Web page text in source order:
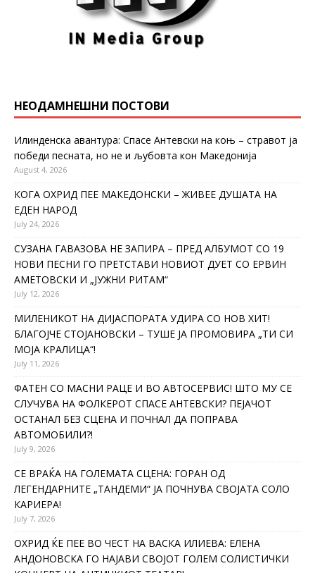
НЕОДАМНЕШНИ ПОСТОВИ
Илинденска авантура: Спасе Антевски на коњ – стравот ја
победи песната, но не и љубовта кон Македонија
August 4, 2026
КОГА ОХРИД ПЕЕ МАКЕДОНСКИ – ЖИВЕЕ ДУШАТА НА
ЕДЕН НАРОД
July 24, 2026
СУЗАНА ГАВАЗОВА НЕ ЗАПИРА – ПРЕД АЛБУМОТ СО 19
НОВИ ПЕСНИ ГО ПРЕТСТАВИ НОВИОТ ДУЕТ СО ЕРВИН
АМЕТОВСКИ И „ЈУЖНИ РИТАМ“
July 12, 2026
МИЛЕНИКОТ НА ДИЈАСПОРАТА УДИРА СО НОВ ХИТ!
БЛАГОЈЧЕ СТОЈАНОВСКИ – ТУШЕ ЈА ПРОМОВИРА „ТИ СИ
МОЈА КРАЛИЦА“!
July 11, 2026
ФАТЕН СО МАСНИ РАЦЕ И ВО АВТОСЕРВИС! ШТО МУ СЕ
СЛУЧУВА НА ФОЛКЕРОТ СПАСЕ АНТЕВСКИ? ПЕЈАЧОТ
ОСТАНАЛ БЕЗ СЦЕНА И ПОЧНАЛ ДА ПОПРАВА
АВТОМОБИЛИ?!
July 9, 2026
СЕ ВРАЌА НА ГОЛЕМАТА СЦЕНА: ГОРАН ОД
ЛЕГЕНДАРНИТЕ „ТАНДЕМИ“ ЈА ПОЧНУВА СВОЈАТА СОЛО
КАРИЕРА!
July 7, 2026
ОХРИД ЌЕ ПЕЕ ВО ЧЕСТ НА ВАСКА ИЛИЕВА: ЕЛЕНА
АНДОНОВСКА ГО НАЈАВИ СВОЈОТ ГОЛЕМ СОЛИСТИЧКИ